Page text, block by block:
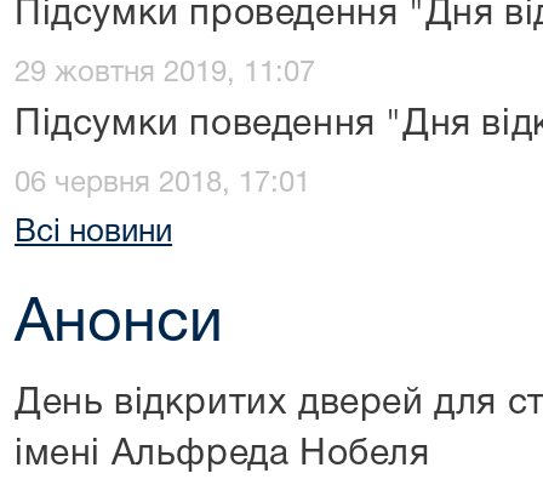
Підсумки проведення "Дня
29 жовтня 2019, 11:07
Підсумки поведення "Дня
06 червня 2018, 17:01
Всі новини
Анонси
День відкритих дверей для
імені Альфреда Нобеля